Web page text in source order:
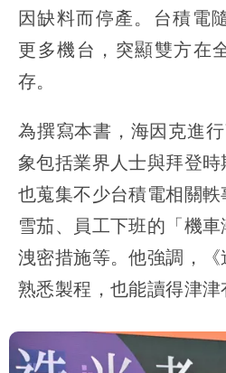
因缺料而停產。台積電
更多機台，突顯雙方在
存。
為撰寫本書，海因克進
象包括業界人士與拜登
也蒐集不少台積電相關
雪茄、員工下班的「機
洩密措施等。他強調，
熟悉製程，也能讀得津津